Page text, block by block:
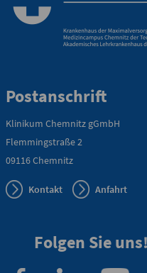
Postanschrift
Klinikum Chemnitz gGmbH
Flemmingstraße 2
09116 Chemnitz
Kontakt Anfahrt
Folgen Sie uns!